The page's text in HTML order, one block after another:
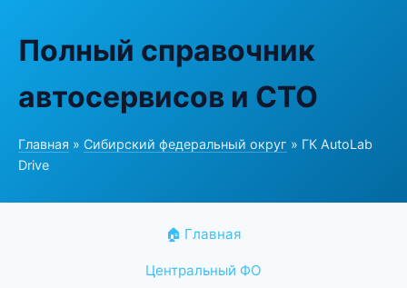
Полный справочник
автосервисов и СТО
Главная » Сибирский федеральный округ » ГК AutoLab
Drive
🏠 Главная
Центральный ФО